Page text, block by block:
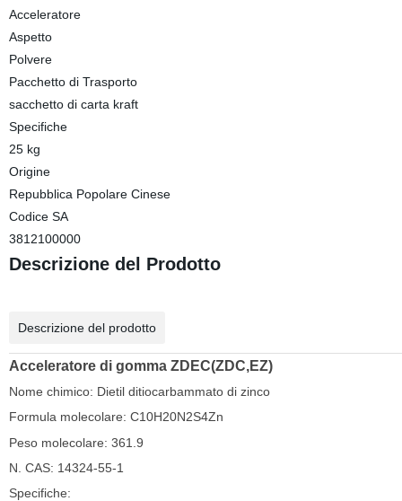
Acceleratore
Aspetto
Polvere
Pacchetto di Trasporto
sacchetto di carta kraft
Specifiche
25 kg
Origine
Repubblica Popolare Cinese
Codice SA
3812100000
Descrizione del Prodotto
Descrizione del prodotto
Acceleratore di gomma ZDEC(ZDC,EZ)
Nome chimico: Dietil ditiocarbammato di zinco
Formula molecolare: C10H20N2S4Zn
Peso molecolare: 361.9
N. CAS: 14324-55-1
Specifiche: